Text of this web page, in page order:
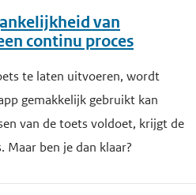
van
continu proces
te laten uitvoeren, wordt
gemakkelijk gebruikt kan
van de toets voldoet, krijgt de
Maar ben je dan klaar?